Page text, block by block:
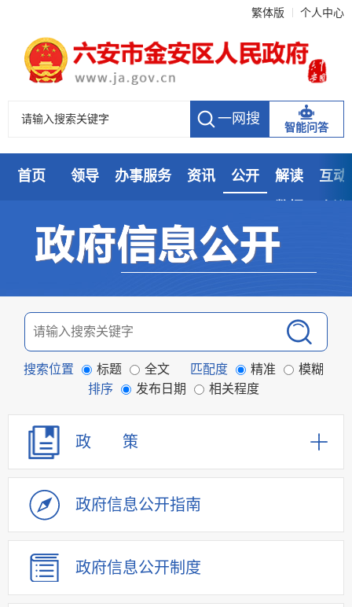
繁体版 个人中心
智能问答
首页 领导 办事服务 资讯 公开 解读
互动
搜索位置 标题 全文 匹配度 精准
模糊
排序
发布日期 相关程度
政 策
政府信息公开指南
政府信息公开制度